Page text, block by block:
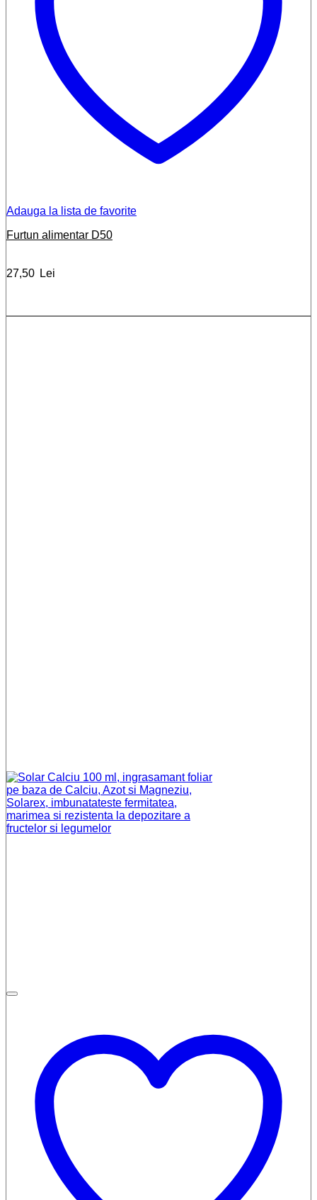
Adauga la lista de favorite
Furtun alimentar D50
27,50 Lei